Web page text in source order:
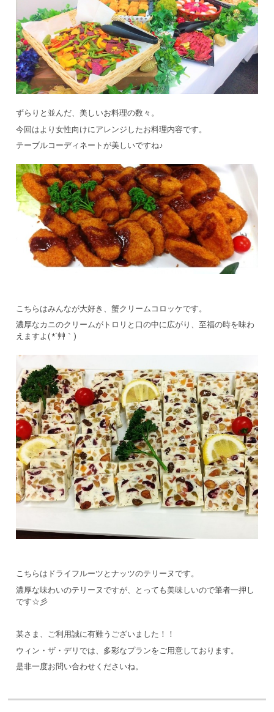
ずらりと並んだ、美しいお料理の数々。
今回はより女性向けにアレンジしたお料理内容です。
テーブルコーディネートが美しいですね♪
こちらはみんなが大好き、蟹クリームコロッケです。
濃厚なカニのクリームがトロリと口の中に広がり、至福の時を味わ
えますよ( *´艸｀)
こちらはドライフルーツとナッツのテリーヌです。
濃厚な味わいのテリーヌですが、とっても美味しいので筆者一押し
です☆彡
某さま、ご利用誠に有難うございました！！
ウィン・ザ・デリでは、多彩なプランをご用意しております。
是非一度お問い合わせくださいね。